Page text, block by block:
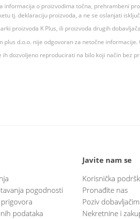
informacija o proizvodima točna, prehrambeni
tj. deklaraciju proizvoda, a ne se oslanjati
proizvoda K Plus, ili proizvoda drugih
d.o.o. nije odgovoran za netočne informacije.
dozvoljeno reproducirati na bilo koji način bez
pogodnosti
podataka
Javite nam se
Korisnička
Pronađite nas
Poziv
Nekretnine i